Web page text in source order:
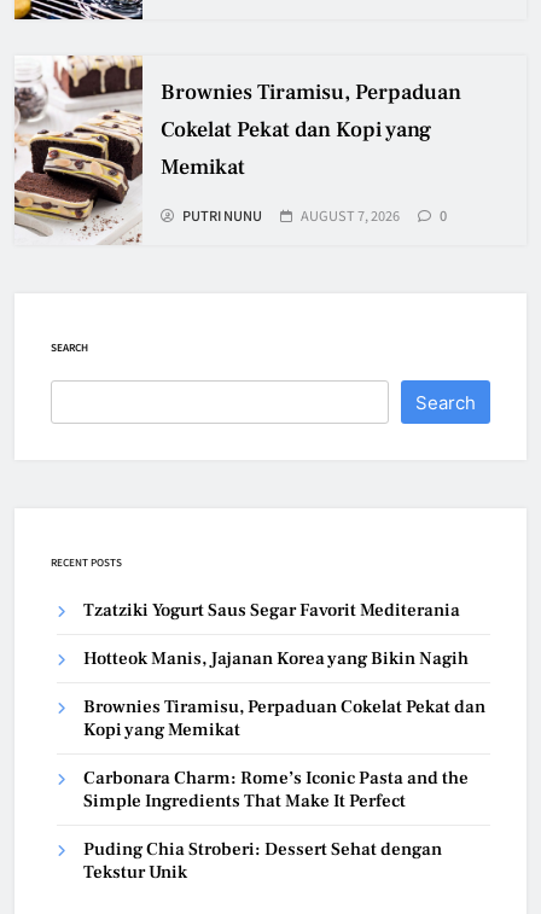
Brownies Tiramisu, Perpaduan
Cokelat Pekat dan Kopi yang
Memikat
PUTRI NUNU AUGUST 7, 2026 0
SEARCH
Search
RECENT POSTS
Tzatziki Yogurt Saus Segar Favorit Mediterania
Hotteok Manis, Jajanan Korea yang Bikin Nagih
Brownies Tiramisu, Perpaduan Cokelat Pekat dan
Kopi yang Memikat
Carbonara Charm: Rome’s Iconic Pasta and the
Simple Ingredients That Make It Perfect
Puding Chia Stroberi: Dessert Sehat dengan
Tekstur Unik